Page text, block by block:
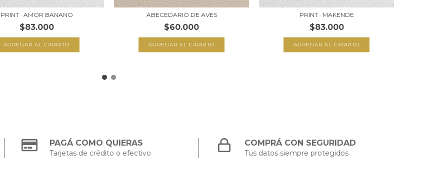
PRINT · AMOR BANANO
$83.000
AGREGAR AL CARRITO
ABECEDARIO DE AVES
$60.000
AGREGAR AL CARRITO
PRINT · MAKENDE
$83.000
AGREGAR AL CARRITO
PAGÁ COMO QUIERAS
Tarjetas de crédito o efectivo
COMPRÁ CON SEGURIDAD
Tus datos siempre protegidos